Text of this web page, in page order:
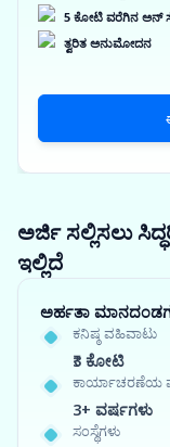
5 ಕೋಟಿ ವರೆಗಿನ ಅನ್
ತ್ವರಿತ ಅನುಮೋದನ
ಅರ್ಜಿ ಸಲ್ಲಿಸಲು
ಇಲ್ಲಿದೆ
ಅರ್ಹತಾ
ಕನಿಷ್ಠ ವಹಿವಾಟು
₹3 ಕೋಟಿ
ಕಾರ್ಯಾಚರಣೆಯ
3+ ವರ್ಷಗಳು
ಸಂಸ್ಥೆಗಳು